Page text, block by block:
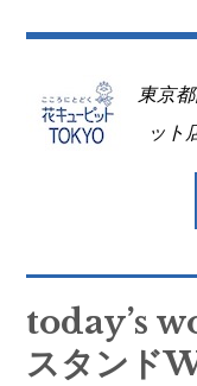
東京
ット
Top
クイズ
today’s
スタンド